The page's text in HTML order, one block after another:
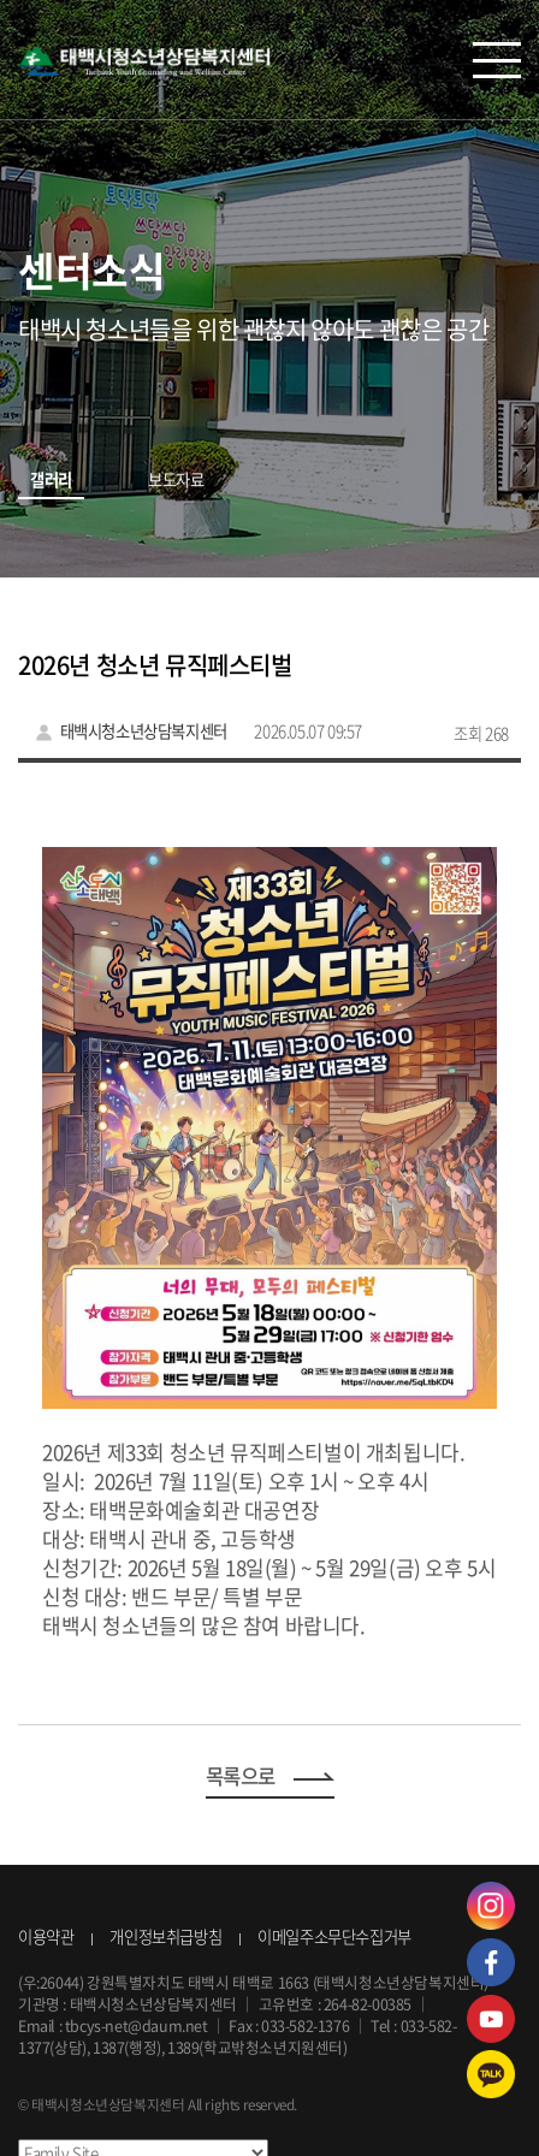
센터소식
태백시 청소년들을 위한 괜찮지 않아도 괜찮은 공간
갤러리 보도자료
2026년 청소년 뮤직페스티벌
태백시청소년상담복지센터 2026.05.07 09:57 조회 268
2026년 제33회 청소년 뮤직페스티벌이 개최됩니다.
일시: 2026년 7월 11일(토) 오후 1시 ~ 오후 4시
장소: 태백문화예술회관 대공연장
대상: 태백시 관내 중, 고등학생
신청기간: 2026년 5월 18일(월) ~ 5월 29일(금) 오후 5시
신청 대상: 밴드 부문/ 특별 부문
태백시 청소년들의 많은 참여 바랍니다.
목록으로
이용약관 개인정보취급방침
이메일주소무단수집거부
(우:26044) 강원특별자치도 태백시 태백로 1663 (태백시청소년상담복지센터)
기관명 : 태백시청소년상담복지센터 ｜ 고유번호 : 264-82-00385 ｜
Email :tbcys-net@daum.net ｜ Fax : 033-582-1376｜Tel :033-582-
1377(상담), 1387(행정), 1389(학교밖청소년지원센터)
© 태백시청소년상담복지센터 All rights reserved.